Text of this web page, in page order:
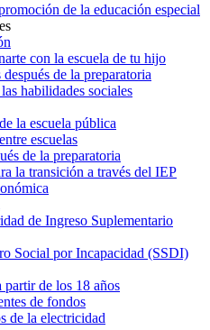
de la educación especial
con la escuela de tu hijo
después de la preparatoria
habilidades sociales
la escuela pública
escuelas
de la preparatoria
la transición a través del IEP
de Ingreso Suplementario
Social por Incapacidad (SSDI)
de los 18 años
de fondos
de la electricidad